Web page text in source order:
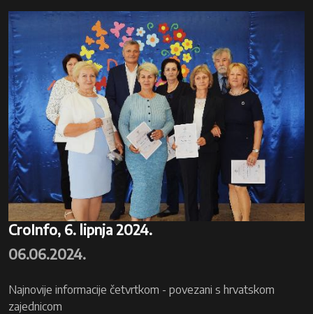
CroInfo, 6. lipnja 2024.
06.06.2024.
Najnovije informacije četvrtkom - povezani s hrvatskom
zajednicom